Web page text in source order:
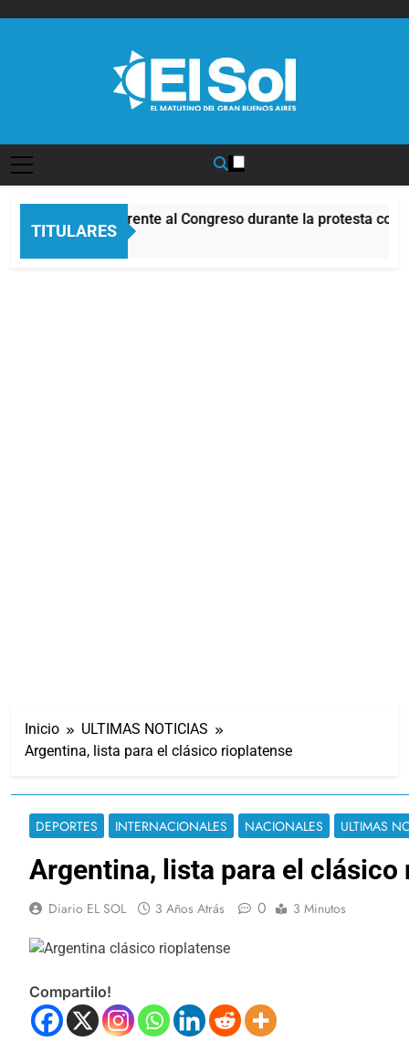
TITULARES
Incidentes frente al Congreso durante la protesta
2 Horas Atrás
Inicio
ULTIMAS NOTICIAS
Argentina, lista para el clásico rioplatense
DEPORTES INTERNACIONALES NACIONALES ULTIMAS
Argentina, lista para el clásico
Diario EL SOL 3 Años Atrás 0 3 Minutos
Compartilo!